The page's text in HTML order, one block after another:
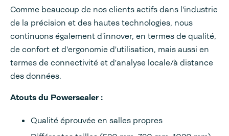
Comme beaucoup de nos clients actifs dans l'industrie
de la précision et des hautes technologies, nous
continuons également d'innover, en termes de qualité,
de confort et d'ergonomie d'utilisation, mais aussi en
termes de connectivité et d'analyse locale/à distance
des données.
Atouts du Powersealer :
Qualité éprouvée en salles propres